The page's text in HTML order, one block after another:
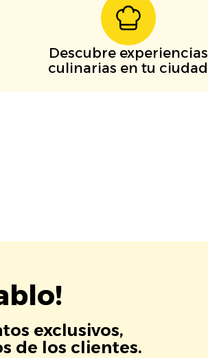
Descubre experiencias
culinarias en tu ciudad
exclusivos,
de los clientes.